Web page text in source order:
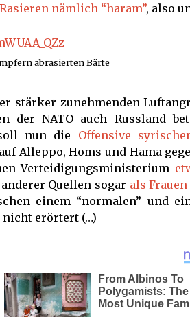
Rasieren nämlich “haram”, also
abrasierten Bärte
stärker zunehmenden
der NATO auch Russland
nun die Offensive
Alleppo, Homs und Hama
Verteidigungsministerium
Quellen sogar als
einem “normalen” und
erörtert (…)